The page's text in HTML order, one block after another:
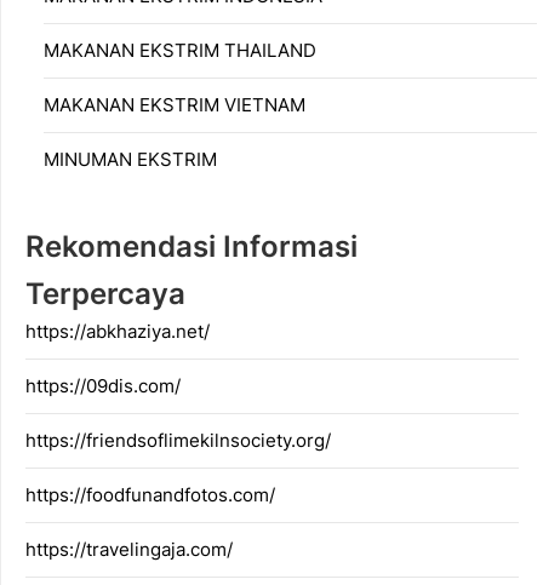
MAKANAN EKSTRIM THAILAND
MAKANAN EKSTRIM VIETNAM
MINUMAN EKSTRIM
Rekomendasi Informasi
Terpercaya
https://abkhaziya.net/
https://09dis.com/
https://friendsoflimekilnsociety.org/
https://foodfunandfotos.com/
https://travelingaja.com/